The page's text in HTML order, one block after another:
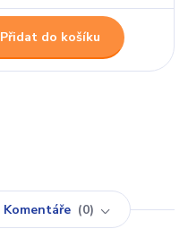
Přidat do košíku
Komentáře 0